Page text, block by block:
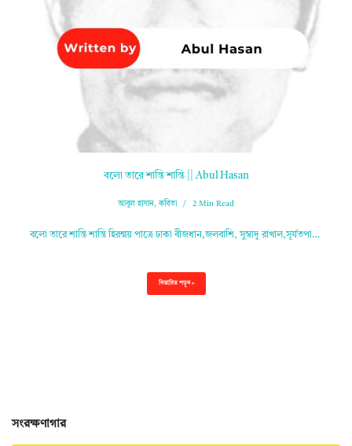
বলো তারে শান্তি শান্তি || Abul Hasan
আবুল হাসান,কবিতা 2 Min Read
বলো তারে শান্তি শান্তি হিরন্ময় পাত্রে ঢাকা বীজধান,জলবাশি, সুস্বাদু রাখাল,সূর্যতপা…
বিস্তারিত পড়ুন »
সংরক্ষণাগার